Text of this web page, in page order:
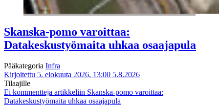
Skanska-pomo varoittaa:
Datakeskustyömaita uhkaa osaajapula
Pääkategoria Infra
Kirjoitettu 5. elokuuta 2026, 13:00 5.8.2026
Tilaajille
Ei kommentteja artikkeliin Skanska-pomo varoittaa:
Datakeskustyömaita uhkaa osaajapula